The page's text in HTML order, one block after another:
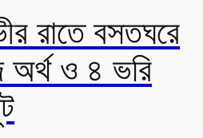
রাতে বসতঘরে
অর্থ ও ৪ ভরি